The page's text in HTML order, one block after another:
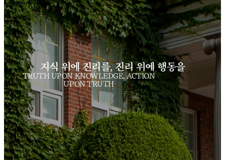
지식 위에 진리를, 진리 위에 행동을
TRUTH UPON KNOWLEDGE, ACTION
UPON TRUTH